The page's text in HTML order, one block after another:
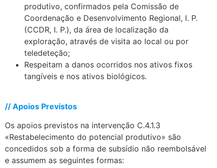
produtivo, confirmados pela Comissão de
Coordenação e Desenvolvimento Regional, I. P.
(CCDR, I. P.), da área de localização da
exploração, através de visita ao local ou por
teledeteção;
Respeitam a danos ocorridos nos ativos fixos
tangíveis e nos ativos biológicos.
// Apoios Previstos
Os apoios previstos na intervenção C.4.1.3
«Restabelecimento do potencial produtivo» são
concedidos sob a forma de subsídio não reembolsável
e assumem as seguintes formas: